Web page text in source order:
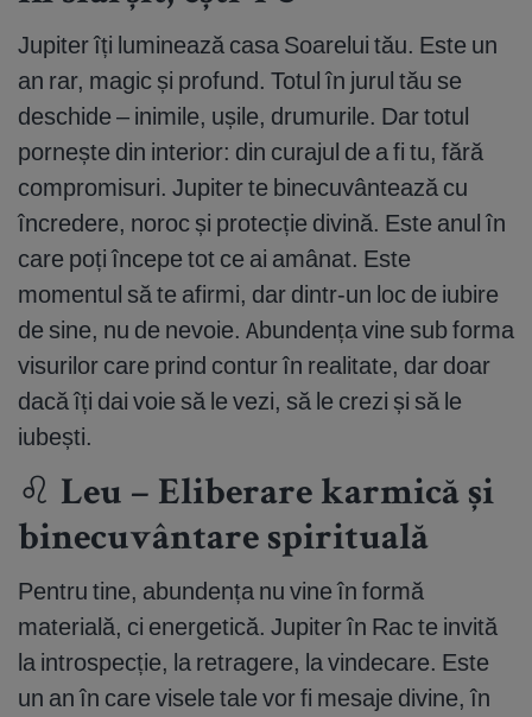
Jupiter îți luminează casa Soarelui tău. Este un
an rar, magic și profund. Totul în jurul tău se
deschide – inimile, ușile, drumurile. Dar totul
pornește din interior: din curajul de a fi tu, fără
compromisuri. Jupiter te binecuvântează cu
încredere, noroc și protecție divină. Este anul în
care poți începe tot ce ai amânat. Este
momentul să te afirmi, dar dintr-un loc de iubire
de sine, nu de nevoie. Abundența vine sub forma
visurilor care prind contur în realitate, dar doar
dacă îți dai voie să le vezi, să le crezi și să le
iubești.
♌ Leu – Eliberare karmică și
binecuvântare spirituală
Pentru tine, abundența nu vine în formă
materială, ci energetică. Jupiter în Rac te invită
la introspecție, la retragere, la vindecare. Este
un an în care visele tale vor fi mesaje divine, în